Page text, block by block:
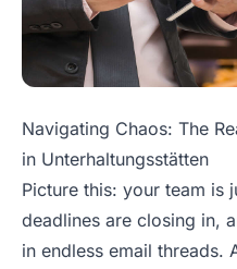
Navigating Chaos: The
in Unterhaltungsstätten
Picture this: your team is
deadlines are closing in,
in endless email threads.